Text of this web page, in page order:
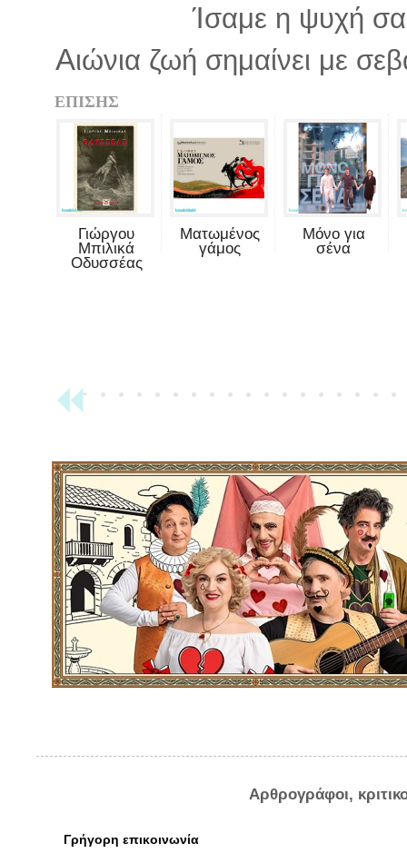
Ίσαμε η ψυχή
Αιώνια ζωή σημαίνει με
ΕΠΙΣΗΣ
Γιώργου
Μπιλικά
Οδυσσέας
Ματωμένος
γάμος
Μόνο για
σένα
Αρθρογράφοι,
Γρήγορη επικοινωνία